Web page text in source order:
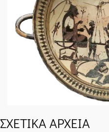
SPARTANET
ΣΧΕΤΙΚΑ ΑΡΧΕΙΑ